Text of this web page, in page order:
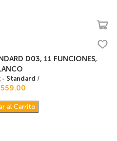
D03, 11 FUNCIONES,
- Standard /
al Carrito